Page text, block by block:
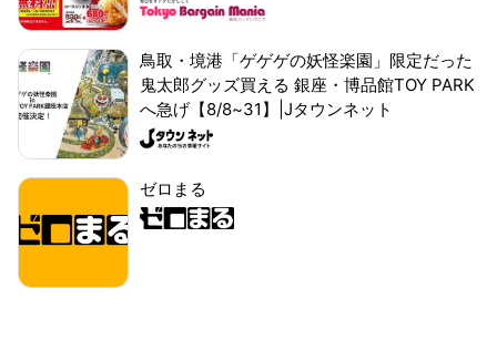
鳥取・境港「ゲゲゲの妖怪楽園」限定だった
鬼太郎グッズ買える 銀座・博品館TOY PARK
へ急げ【8/8~31】|Jタウンネット
ゼロまる